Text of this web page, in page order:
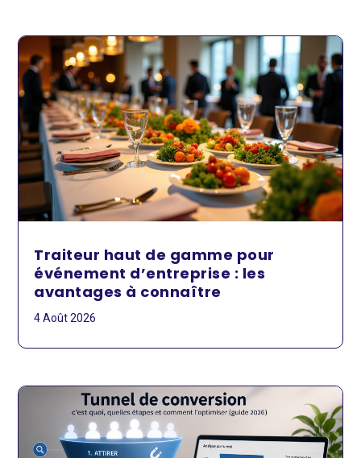
Traiteur haut de gamme pour
événement d’entreprise : les
avantages à connaître
4 Août 2026